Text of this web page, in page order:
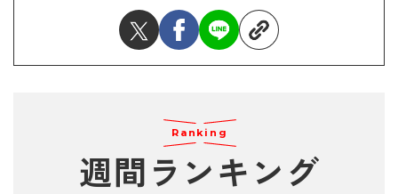
Ranking
週間ランキング